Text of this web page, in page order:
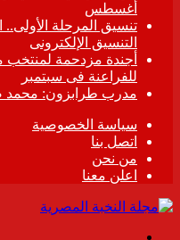
أغسطس
تنسيق المرحلة
التنسيق الإلكترونى
أجندة مزدحمة
للفراعنة فى سبتمبر
مدرب طرابزون: محمد
سياسة الخصوصية
اتصل بنا
من نحن
اعلن معنا